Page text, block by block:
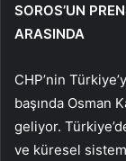
SOROS’UN
ARASINDA
CHP’nin
başında Osman
geliyor.
ve küresel